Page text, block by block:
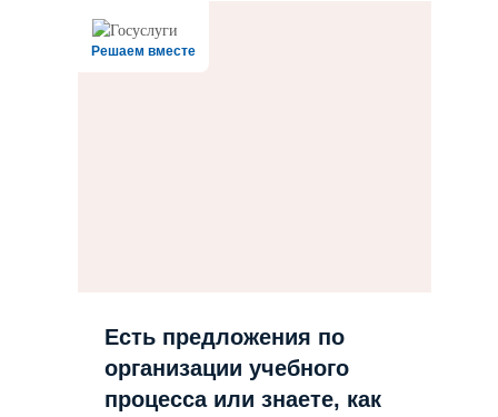
Решаем вместе
Есть предложения по
организации учебного
процесса или знаете, как